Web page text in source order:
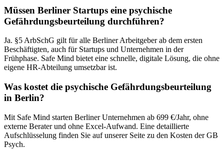
Müssen Berliner Startups eine psychische
Gefährdungsbeurteilung durchführen?
Ja. §5 ArbSchG gilt für alle Berliner Arbeitgeber ab dem ersten
Beschäftigten, auch für Startups und Unternehmen in der
Frühphase. Safe Mind bietet eine schnelle, digitale Lösung, die ohne
eigene HR-Abteilung umsetzbar ist.
Was kostet die psychische Gefährdungsbeurteilung
in Berlin?
Mit Safe Mind starten Berliner Unternehmen ab 699 €/Jahr, ohne
externe Berater und ohne Excel-Aufwand. Eine detaillierte
Aufschlüsselung finden Sie auf unserer Seite zu den Kosten der GB
Psych.